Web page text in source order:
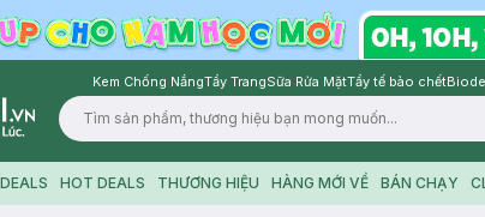
Kem Chống NắngTẩy TrangSữa Rửa MặtTẩy tế bào chết
HOT DEALS THƯƠNG HIỆU HÀNG MỚI VỀ BÁN CHẠY